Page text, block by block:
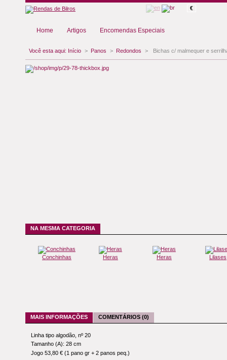
€
Home Artigos Encomendas Especiais
Você esta aqui: Início > Panos > Redondos > Bichas c/ malmequer e
NA MESMA CATEGORIA
Conchinhas Heras Heras Lilases
MAIS INFORMAÇÕES COMENTÁRIOS (0)
Linha tipo algodão, nº 20
Tamanho (A): 28 cm
Jogo 53,80 € (1 pano gr + 2 panos peq.)